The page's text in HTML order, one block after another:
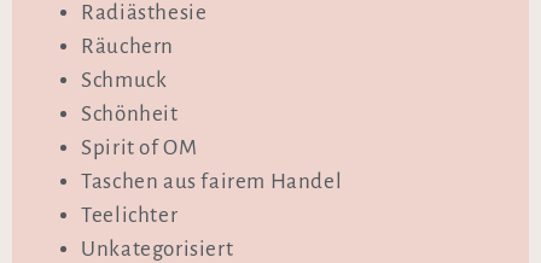
Radiästhesie
Räuchern
Schmuck
Schönheit
Spirit of OM
Taschen aus fairem Handel
Teelichter
Unkategorisiert